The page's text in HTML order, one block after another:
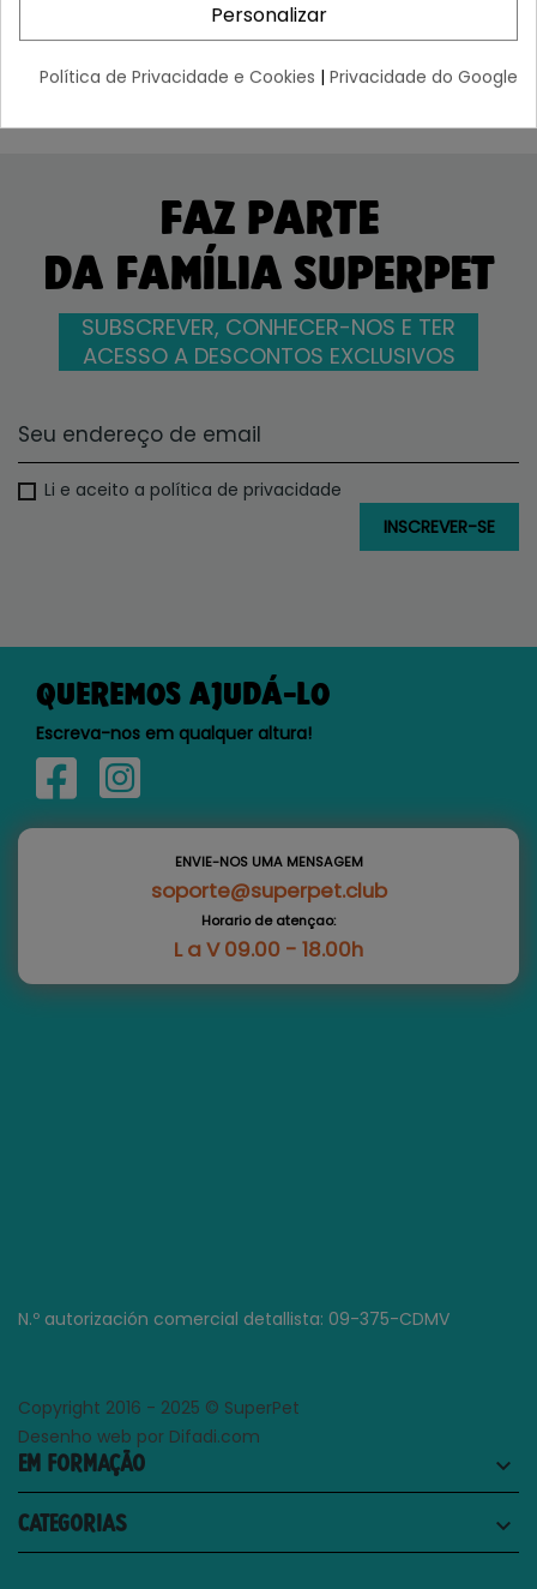
FAZ PARTE
DA FAMÍLIA SUPERPET
SUBSCREVER, CONHECER-NOS E TER
ACESSO A DESCONTOS EXCLUSIVOS
Li e aceito a política de privacidade
QUEREMOS AJUDÁ-LO
Escreva-nos em qualquer altura!
ENVIE-NOS UMA MENSAGEM
soporte@superpet.club
Horario de atençao:
L a V 09.00 - 18.00h
N.º autorización comercial detallista: 09-375-CDMV
Copyright 2016 - 2025 © SuperPet
Desenho web por Difadi.com
EM FORMAÇÃO keyboard_arrow_down
CATEGORIAS keyboard_arrow_down
Personalizar
Política de Privacidade e Cookies | Privacidade do Google